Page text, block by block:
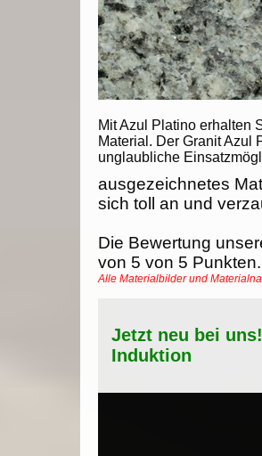
Mit Azul Platino erhalten
Material. Der Granit Azul
unglaubliche
ausgezeichnetes
sich toll an und
Die Bewertung
von 5 von 5 Punkten.
Alle Materialbilder und
Jetzt neu bei
Induktion